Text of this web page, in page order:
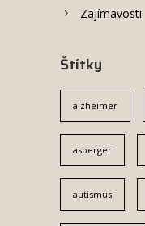
Zajímavosti
Štítky
alzheimer
asperger
autismus